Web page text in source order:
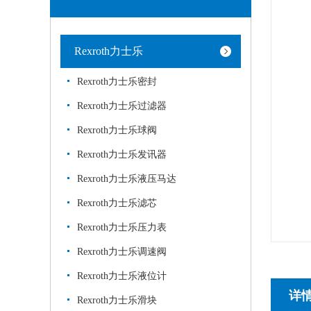
Rexroth力士乐
Rexroth力士乐密封
Rexroth力士乐过滤器
Rexroth力士乐球阀
Rexroth力士乐发讯器
Rexroth力士乐液压马达
Rexroth力士乐滤芯
Rexroth力士乐压力表
Rexroth力士乐调速阀
Rexroth力士乐液位计
Rexroth力士乐滑块 详